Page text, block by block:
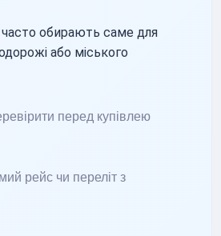
обирають саме для
або міського
перед купівлею
рейс чи переліт з